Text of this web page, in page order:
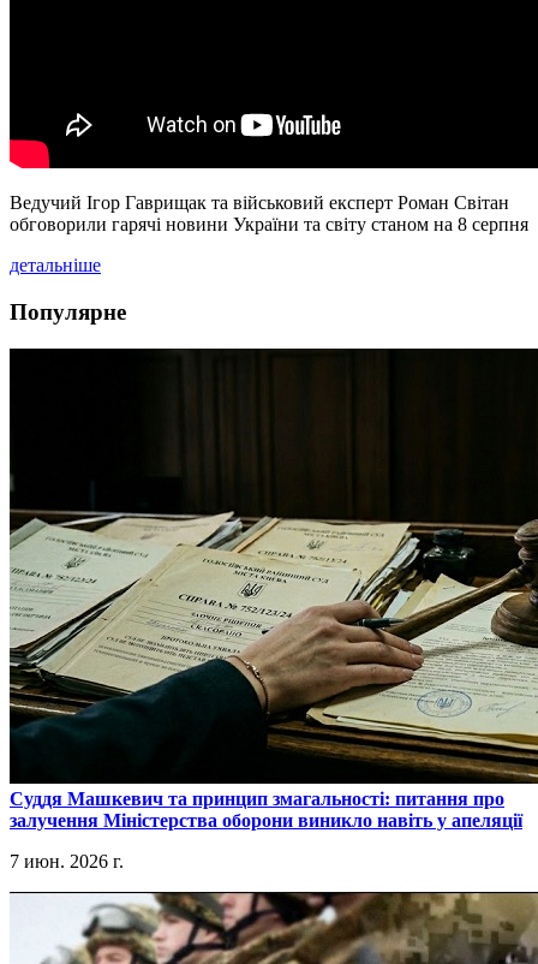
Ведучий Ігор Гаврищак та військовий експерт Роман Світан
обговорили гарячі новини України та світу станом на 8 серпня
детальніше
Популярне
​Суддя Машкевич та принцип змагальності: питання про
залучення Міністерства оборони виникло навіть у апеляції
7 июн. 2026 г.